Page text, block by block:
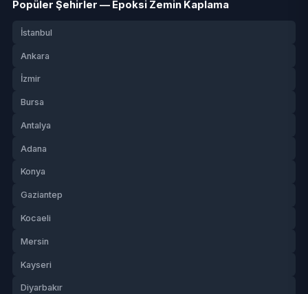
Popüler Şehirler — Epoksi Zemin Kaplama
İstanbul
Ankara
İzmir
Bursa
Antalya
Adana
Konya
Gaziantep
Kocaeli
Mersin
Kayseri
Diyarbakır